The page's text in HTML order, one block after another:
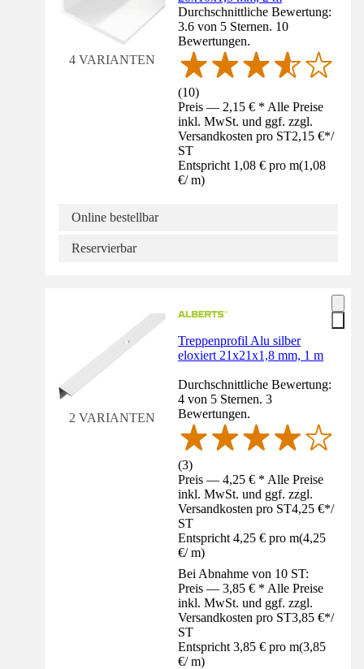
4 VARIANTEN
Durchschnittliche Bewertung:
3.6 von 5 Sternen. 10
Bewertungen.
(10)
Preis — 2,15 € * Alle Preise
inkl. MwSt. und ggf. zzgl.
Versandkosten pro ST2,15 €*/
ST
Entspricht 1,08 € pro m(1,08
€/ m)
Online bestellbar
Reservierbar
2 VARIANTEN
Treppenprofil Alu silber
eloxiert 21x21x1,8 mm, 1 m
Durchschnittliche Bewertung:
4 von 5 Sternen. 3
Bewertungen.
(3)
Preis — 4,25 € * Alle Preise
inkl. MwSt. und ggf. zzgl.
Versandkosten pro ST4,25 €*/
ST
Entspricht 4,25 € pro m(4,25
€/ m)
Bei Abnahme von 10 ST:
Preis — 3,85 € * Alle Preise
inkl. MwSt. und ggf. zzgl.
Versandkosten pro ST3,85 €*/
ST
Entspricht 3,85 € pro m(3,85
€/ m)